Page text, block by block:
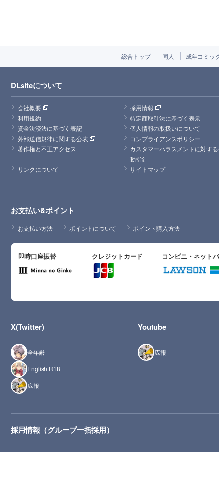
総合トップ 同人 成年コミッ
DLsiteについて
会社概要
採用情報
利用規約
特定商取引法に基づく表示
資金決済法に基づく表記
個人情報の取扱いについて
外部送信規律に関する公表
コンプライアンスポリシー
著作権と不正アクセス
カスタマーハラスメントに対す
動指針
リンクについて
サイトマップ
お支払い&ポイント
お支払い方法 ポイントについて ポイント購入方法
即時口座振替 クレジットカード コンビニ・ネット
X(Twitter)
全年齢
English R18
広報
Youtube
広報
採用情報（グループ一括採用）